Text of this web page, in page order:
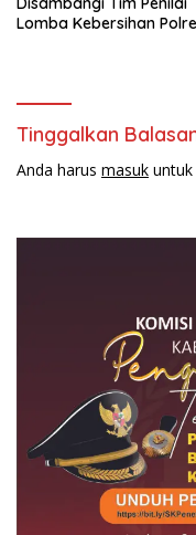
Lomba Kebersihan
Tinggalkan
Anda harus masuk